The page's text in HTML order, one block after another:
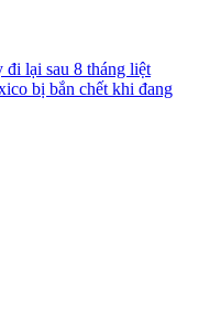
lại sau 8 tháng liệt
bị bắn chết khi đang